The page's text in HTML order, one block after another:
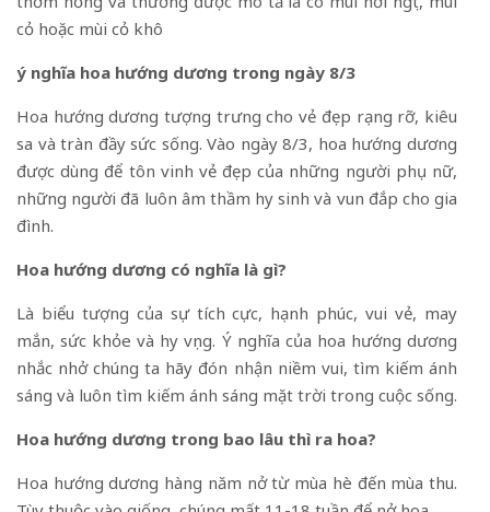
cỏ hoặc mùi cỏ khô
ý nghĩa hoa hướng dương trong ngày 8/3
Hoa hướng dương tượng trưng cho vẻ đẹp rạng rỡ, kiêu
sa và tràn đầy sức sống. Vào ngày 8/3, hoa hướng dương
được dùng để tôn vinh vẻ đẹp của những người phụ nữ,
những người đã luôn âm thầm hy sinh và vun đắp cho gia
đình.
Hoa hướng dương có nghĩa là gì?
Là biểu tượng của sự tích cực, hạnh phúc, vui vẻ, may
mắn, sức khỏe và hy vọng. Ý nghĩa của hoa hướng dương
nhắc nhở chúng ta hãy đón nhận niềm vui, tìm kiếm ánh
sáng và luôn tìm kiếm ánh sáng mặt trời trong cuộc sống.
Hoa hướng dương trong bao lâu thì ra hoa?
Hoa hướng dương hàng năm nở từ mùa hè đến mùa thu.